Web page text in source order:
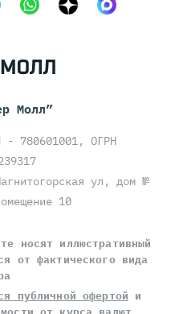
Молл”
- 780601001, ОГРН
ул, дом №
10
носят иллюстративный
от фактического вида
публичной офертой и